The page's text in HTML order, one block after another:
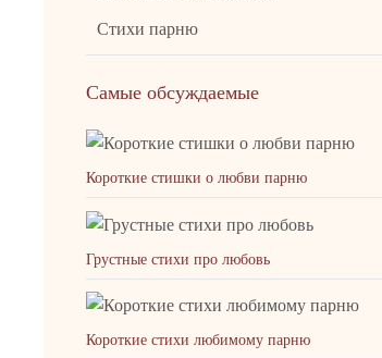
Стихи парню
Самые обсуждаемые
Короткие стишки о любви парню
Грустные стихи про любовь
Короткие стихи любимому парню